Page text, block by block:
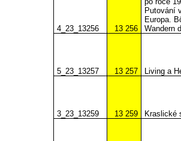
4_23_13256 13 256
Putování
Europa.
Wandern
5_23_13257 13 257 Living a
3_23_13259 13 259 Kraslické